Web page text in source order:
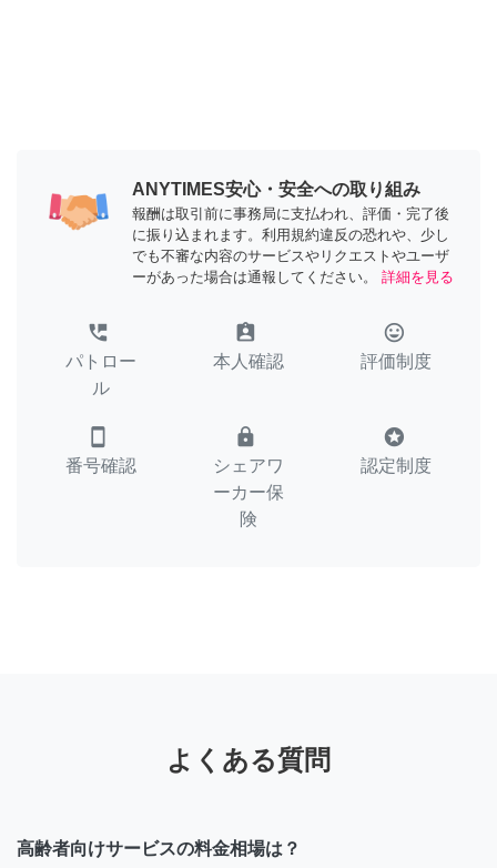
ANYTIMES安心・安全への取り組み
報酬は取引前に事務局に支払われ、評価・完了後
に振り込まれます。利用規約違反の恐れや、少し
でも不審な内容のサービスやリクエストやユーザ
ーがあった場合は通報してください。
詳細を見る
perm_phone_msg
パトロー
ル
assignment_ind
本人確認
tag_faces
評価制度
smartphone
番号確認
lock
シェアワ
ーカー保
険
stars
認定制度
よくある質問
高齢者向けサービスの料金相場は？